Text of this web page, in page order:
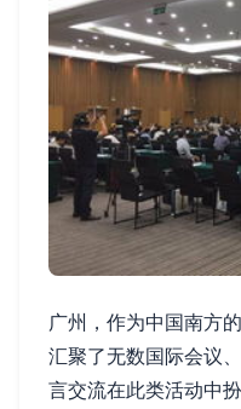
广州，作为中国南方
汇聚了无数国际会议
言交流在此类活动中